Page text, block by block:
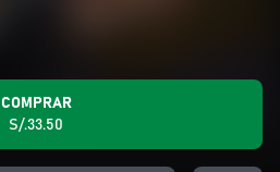
COMPRAR
S/.33.50